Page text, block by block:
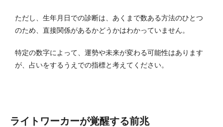
ただし、生年月日での診断は、あくまで数ある方法のひとつ
のため、直接関係があるかどうかはわかっていません。
特定の数字によって、運勢や未来が変わる可能性はあります
が、占いをするうえでの指標と考えてください。
ライトワーカーが覚醒する前兆